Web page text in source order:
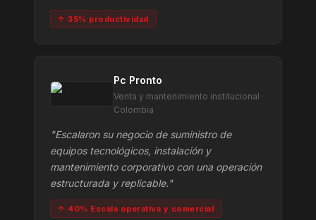
↑ 35% productividad
Pc Pronto
Venta y mantenimiento institucional ·
Colombia
"Escalaron su negocio de suministro de
equipos tecnológicos, instalación y
mantenimiento corporativo con una operación
estructurada y replicable."
↑ 40% Escala operativa y comercial